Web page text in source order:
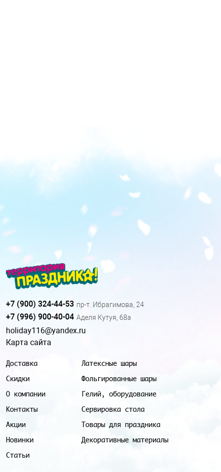
Доставка
Скидки
О компании
Контакты
Акции
Новинки
Статьи
Латексные шары
Фольгированные шары
Гелий, оборудование
Сервировка стола
Товары для праздника
Декоративные материалы
+7 (900) 324-44-53 пр-т. Ибрагимова, 24
+7 (996) 900-40-04 Аделя Кутуя, 68а
holiday116@yandex.ru
Карта сайта